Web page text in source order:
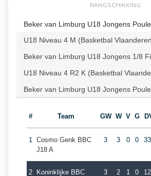
RANGSCHIKKING
Beker van Limburg U18 Jongens
U18 Niveau 4 M (Basketbal
Beker van Limburg U18 Jongens 1/8
U18 Niveau 4 R2 K (Basketbal
Beker van Limburg U18 Jongens
# Team GW W V G
1 Cosmo Genk BBC
J18 A
3 3 0 0
2 Koninklijke BBC 3 2 1 0